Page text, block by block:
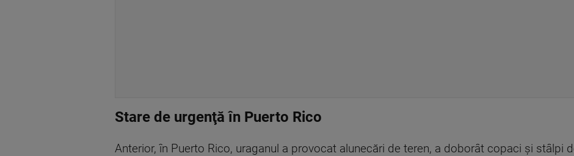
Stare de urgenţă în Puerto Rico
Anterior, în Puerto Rico, uraganul a provocat alunecări de teren, a doborât copaci şi stâlpi